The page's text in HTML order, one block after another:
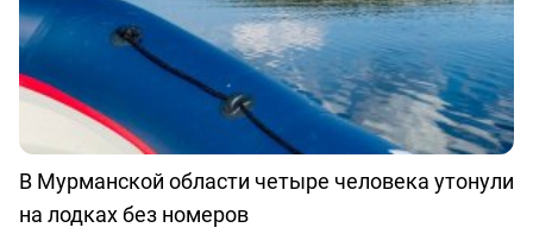
В Мурманской области четыре человека утонули
на лодках без номеров